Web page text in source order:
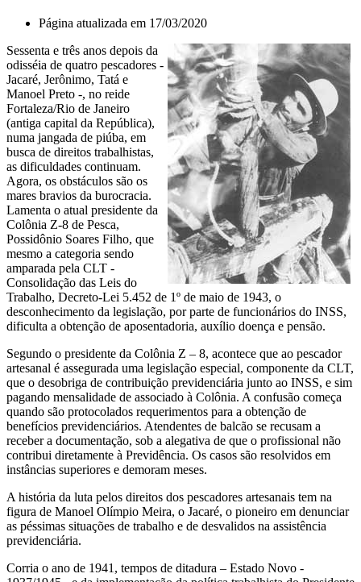
Página atualizada em 17/03/2020
Sessenta e três anos depois da
odisséia de quatro pescadores -
Jacaré, Jerônimo, Tatá e
Manoel Preto -, no reide
Fortaleza/Rio de Janeiro
(antiga capital da República),
numa jangada de piúba, em
busca de direitos trabalhistas,
as dificuldades continuam.
Agora, os obstáculos são os
mares bravios da burocracia.
Lamenta o atual presidente da
Colônia Z-8 de Pesca,
Possidônio Soares Filho, que
mesmo a categoria sendo
amparada pela CLT -
Consolidação das Leis do
Trabalho, Decreto-Lei 5.452 de 1º de maio de 1943, o
desconhecimento da legislação, por parte de funcionários do INSS,
dificulta a obtenção de aposentadoria, auxílio doença e pensão.
Segundo o presidente da Colônia Z – 8, acontece que ao pescador
artesanal é assegurada uma legislação especial, componente da CLT,
que o desobriga de contribuição previdenciária junto ao INSS, e sim
pagando mensalidade de associado à Colônia. A confusão começa
quando são protocolados requerimentos para a obtenção de
benefícios previdenciários. Atendentes de balcão se recusam a
receber a documentação, sob a alegativa de que o profissional não
contribui diretamente à Previdência. Os casos são resolvidos em
instâncias superiores e demoram meses.
A história da luta pelos direitos dos pescadores artesanais tem na
figura de Manoel Olímpio Meira, o Jacaré, o pioneiro em denunciar
as péssimas situações de trabalho e de desvalidos na assistência
previdenciária.
Corria o ano de 1941, tempos de ditadura – Estado Novo -